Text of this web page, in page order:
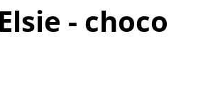
- choco